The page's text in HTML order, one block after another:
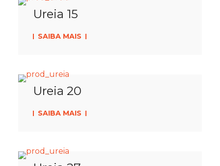
Ureia 15
SAIBA MAIS
Ureia 20
SAIBA MAIS